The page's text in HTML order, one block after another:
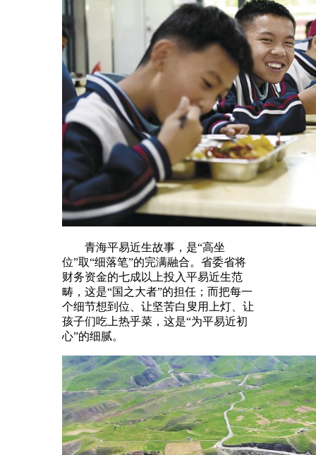
青海平易近生故事，是“高坐
位”取“细落笔”的完满融合。省委省将
财务资金的七成以上投入平易近生范
畴，这是“国之大者”的担任；而把每一
个细节想到位、让坚苦白叟用上灯、让
孩子们吃上热乎菜，这是“为平易近初
心”的细腻。